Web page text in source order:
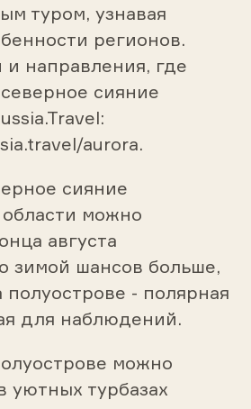
туром, узнавая
регионов.
направления, где
сияние
aurora.
сияние
можно
августа
зимой шансов больше,
полуострове - полярная
для наблюдений.
можно
уютных турбазах